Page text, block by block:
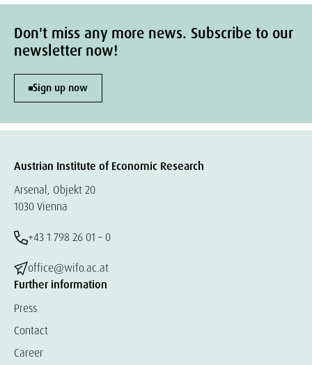
Don't miss any more news. Subscribe to our
newsletter now!
Sign up now
Austrian Institute of Economic Research
Arsenal, Objekt 20
1030 Vienna
+43 1 798 26 01 – 0
office@wifo.ac.at
Further information
Press
Contact
Career